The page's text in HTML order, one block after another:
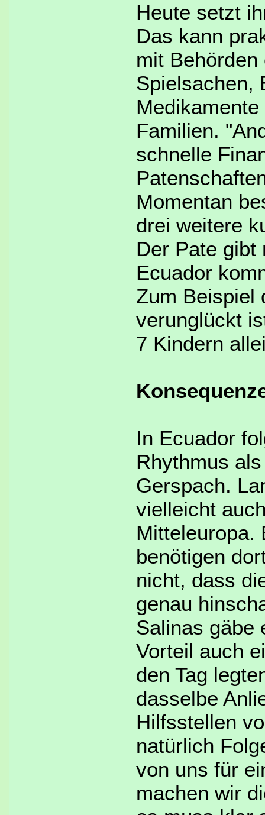
Heute setzt
Das kann
mit
Spielsachen,
Familien.
schnelle
Momentan
drei weitere
Der Pate gibt
Ecuador
Zum Beispiel
verunglückt
7 Kindern
In Ecuador
Rhythmus
Gerspach.
vielleicht
Mitteleuropa.
benötigen
nicht, dass
genau
Salinas gäbe
Vorteil auch
den Tag
dasselbe
Hilfsstellen
natürlich
von uns für
machen wir